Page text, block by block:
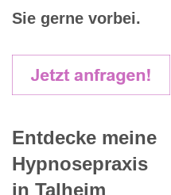
Sie gerne vorbei.
Entdecke meine
Hypnosepraxis
in Talheim